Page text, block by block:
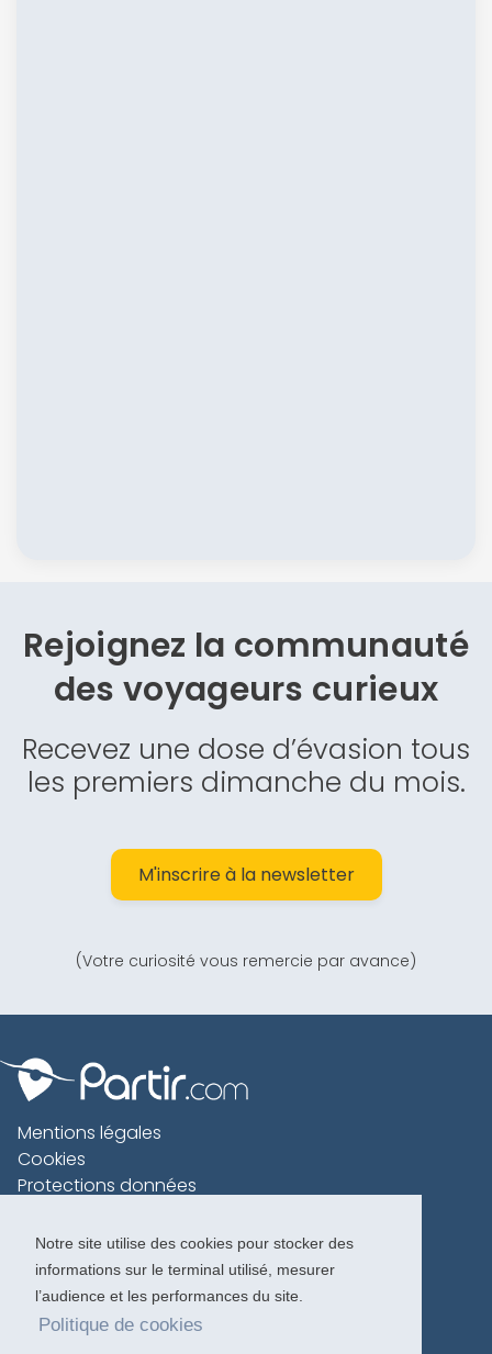
Notre site utilise des cookies pour stocker des
informations sur le terminal utilisé, mesurer
l’audience et les performances du site.
Politique de cookies
Rejoignez la communauté
desvoyageurs curieux
Recevez une dose d’évasion tous
les premiers dimanche du mois.
M'inscrire à la newsletter
(Votre curiosité vous remercie par avance)
Mentions légales
Cookies
Protections données
Charte voyageur
Copyright 1996-2026